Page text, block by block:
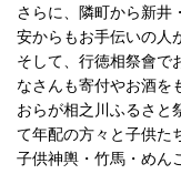
さらに、隣町から新井
安からもお手伝いの
そして、行徳相祭會で
なさんも寄付やお酒
おらが相之川ふるさと
て年配の方々と子供た
子供神輿・竹馬・めん